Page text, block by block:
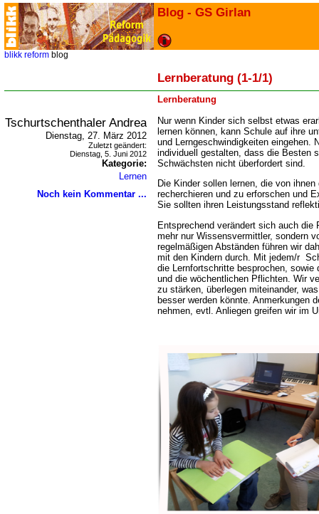
Blog - GS Girlan
blikk reform blog
Lernberatung (1-1/1)
Lernberatung
Tschurtschenthaler Andrea
Dienstag, 27. März 2012
Zuletzt geändert:
Dienstag, 5. Juni 2012
Kategorie:
Lernen
Noch kein Kommentar ...
Nur wenn Kin­der sich selbst etwas
ler­nen kön­nen, kann Schule auf ihre
und Lern­ge­schwin­dig­kei­ten ein­ge­hen.
indi­vi­du­ell gestal­ten, dass die Bes­ten
Schwächs­ten nicht über­for­dert sind.
Die Kin­der sollen ler­nen, die von
recher­chie­ren und zu erfor­schen und
Sie sollten ihren Leis­tungs­stand
Ent­spre­chend ver­än­dert sich auch die
mehr nur Wis­sens­ver­mitt­ler, son­dern
regelmäßigen Abständen führen wir
mit den Kindern durch. Mit jedem/r
die Lernfortschritte besprochen, sowie
und die wöchentlichen Pflichten. Wir
zu stärken, überlegen miteinander,
besser werden könnte. Anmerkungen
nehmen, evtl. Anliegen greifen wir im